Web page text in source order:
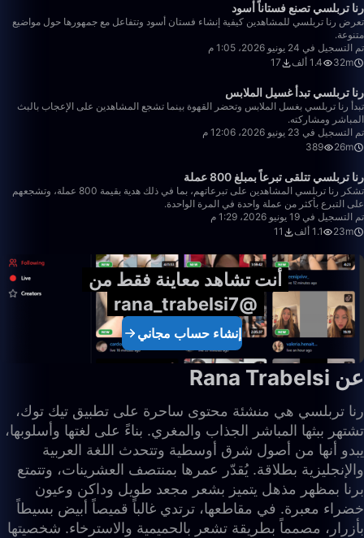
رنا تربلسي تصنع فستاناً أسود
تعرض رنا تربلسي للمشاهدين كيفية إنشاء فستان أسود وتتفاعل مع جمهورها حول مواضيع
متنوعة.
تم التسجيل في 24 يونيو 2026، 1:05 م
32m
1.4 ألف 17
26:29
رنا تربلسي تبدأ غسيل الملابس
تبدأ رنا تربلسي بغسل الملابس وتحضر القهوة بينما تشجع المشاهدين على الإعجاب بالبث
المباشر ومشاركته.
تم التسجيل في 23 يونيو 2026، 12:06 م
26m
389
23:43
رنا تربلسي تتلقى تبرعاً بمبلغ 800 عملة
تشكر رنا تربلسي المشاهدين على تبرعاتهم، بما في ذلك هدية بقيمة 800 عملة، وتشجعهم
على التبرع بأكثر من عملة واحدة في المرة الواحدة.
تم التسجيل في 19 يونيو 2026، 1:29 م
23m
1.1 ألف 11
أنت تشاهد معاينة فقط من
@rana_trabelsi7
إنشاء حساب مجاني
عن Rana Trabelsi
رنا تربلسي هي منشئة محتوى ساحرة على تطبيق تيك توك،
تشتهر ببثها المباشر الجذاب والمغري. بناءً على لغتها وأسلوبها،
يبدو أنها من أصول شرق أوسطية وتتحدث اللغة العربية
والإنجليزية بطلاقة. يُقدّر عمرها بمنتصف العشرينات، وتتمتع
برنا بمظهر مذهل يتميز بشعر مجعد طويل وداكن وعيون
خضراء معبرة. في مقاطعها، ترتدي غالباً قميصاً أبيض بسيطاً
بأزرار، مصمماً بطريقة تشعر بالحميمية والاسترخاء. شخصيتها